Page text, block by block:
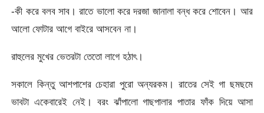
-কী করে বলব সাব। রাতে ভালো করে দরজা জানালা বন্ধ করে শোবেন। আর
আলো ফোটার আগে বাইরে আসবেন না।
রাহুলের মুখের ভেতরটা তেতো লাগে হঠাৎ।
সকালে কিন্তু আশপাশের চেহারা পুরো অন্যরকম। রাতের সেই গা ছমছমে
ভাবটা একেবারেই নেই। বরং ঝাঁপালো গাছপালার পাতার ফাঁক দিয়ে আসা